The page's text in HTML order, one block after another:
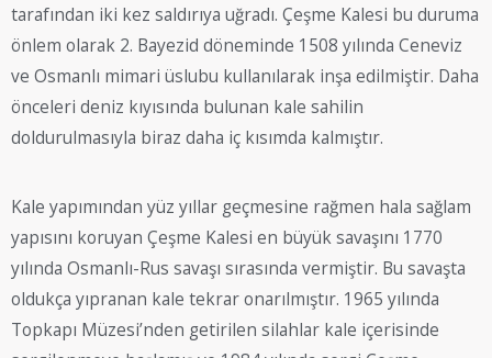
tarafından iki kez saldırıya uğradı. Çeşme Kalesi bu duruma
önlem olarak 2. Bayezid döneminde 1508 yılında Ceneviz
ve Osmanlı mimari üslubu kullanılarak inşa edilmiştir. Daha
önceleri deniz kıyısında bulunan kale sahilin
doldurulmasıyla biraz daha iç kısımda kalmıştır.
Kale yapımından yüz yıllar geçmesine rağmen hala sağlam
yapısını koruyan Çeşme Kalesi en büyük savaşını 1770
yılında Osmanlı-Rus savaşı sırasında vermiştir. Bu savaşta
oldukça yıpranan kale tekrar onarılmıştır. 1965 yılında
Topkapı Müzesi’nden getirilen silahlar kale içerisinde